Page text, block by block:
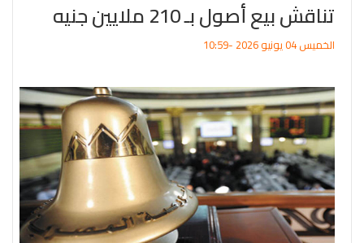
تناقش بيع أصول بـ 210 ملايين جنيه
الخميس 04 يونيو 2026 -10:59